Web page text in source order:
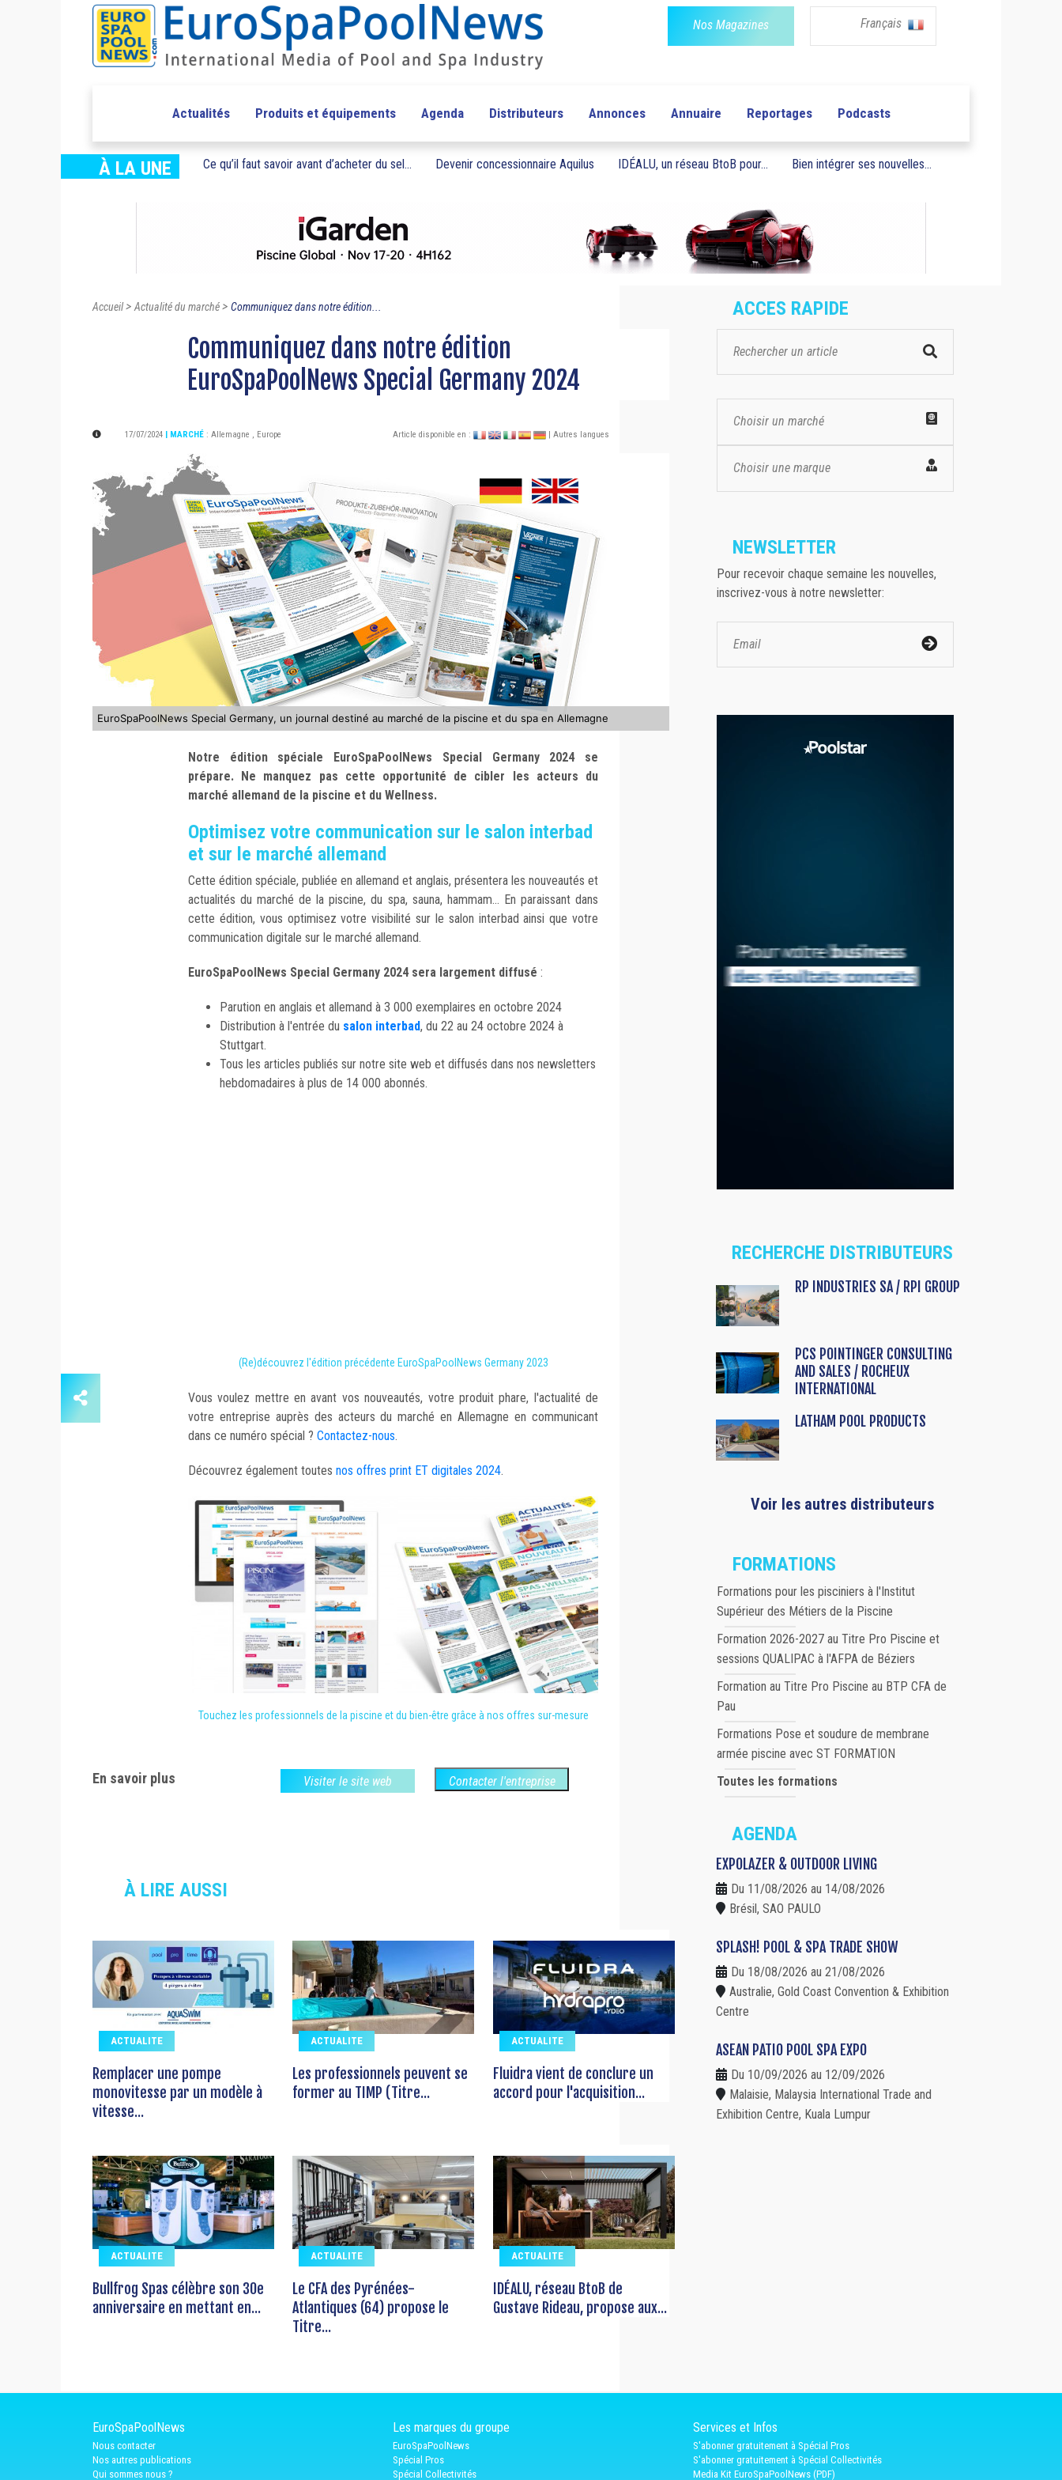
Nos Magazines Français
Actualités Produits et équipements Agenda Distributeurs Annonces Annuaire Reportages Podcasts
À LA UNE Ce qu’il faut savoir avant d’acheter du sel... Devenir concessionnaire Aquilus IDÉALU, un réseau BtoB pour... Bien intégrer ses nouvelles...
Accueil>Actualité du marché> Communiquez dans notre édition...
Communiquez dans notre édition
EuroSpaPoolNews Special Germany 2024
17/07/2024 | MARCHÉ : Allemagne , Europe Article disponible en : | Autres langues
EuroSpaPoolNews Special Germany, un journal destiné au marché de la piscine et du spa en Allemagne
Notre édition spéciale EuroSpaPoolNews Special Germany 2024 se
prépare. Ne manquez pas cette opportunité de cibler les acteurs du
marché allemand de la piscine et du Wellness.
Optimisez votre communication sur le salon interbad
et sur le marché allemand
Cette édition spéciale, publiée en allemand et anglais, présentera les nouveautés et
actualités du marché de la piscine, du spa, sauna, hammam... En paraissant dans
cette édition, vous optimisez votre visibilité sur le salon interbad ainsi que votre
communication digitale sur le marché allemand.
EuroSpaPoolNews Special Germany 2024 sera largement diffusé :
Parution en anglais et allemand à 3 000 exemplaires en octobre 2024
Distribution à l'entrée du salon interbad, du 22 au 24 octobre 2024 à
Stuttgart.
Tous les articles publiés sur notre site web et diffusés dans nos newsletters
hebdomadaires à plus de 14 000 abonnés.
(Re)découvrez l'édition précédente EuroSpaPoolNews Germany 2023
Vous voulez mettre en avant vos nouveautés, votre produit phare, l'actualité de
votre entreprise auprès des acteurs du marché en Allemagne en communicant
dans ce numéro spécial ? Contactez-nous.
Découvrez également toutes nos offres print ET digitales 2024.
Touchez les professionnels de la piscine et du bien-être grâce à nos offres sur-mesure
En savoir plus Visiter le site web Contacter l'entreprise
À LIRE AUSSI
ACTUALITE
Remplacer une pompe
monovitesse par un modèle à
vitesse...
ACTUALITE
Les professionnels peuvent se
former au TIMP (Titre...
ACTUALITE
Fluidra vient de conclure un
accord pour l'acquisition...
ACTUALITE
Bullfrog Spas célèbre son 30e
anniversaire en mettant en...
ACTUALITE
Le CFA des Pyrénées-
Atlantiques (64) propose le
Titre...
ACTUALITE
IDÉALU, réseau BtoB de
Gustave Rideau, propose aux...
ACCES RAPIDE
Choisir un marché
Choisir une marque
NEWSLETTER
Pour recevoir chaque semaine les nouvelles,
inscrivez-vous à notre newsletter:
RECHERCHE DISTRIBUTEURS
RP INDUSTRIES SA / RPI GROUP
PCS POINTINGER CONSULTING
AND SALES / ROCHEUX
INTERNATIONAL
LATHAM POOL PRODUCTS
Voir les autres distributeurs
FORMATIONS
Formations pour les pisciniers à l'Institut
Supérieur des Métiers de la Piscine
Formation 2026-2027 au Titre Pro Piscine et
sessions QUALIPAC à l'AFPA de Béziers
Formation au Titre Pro Piscine au BTP CFA de
Pau
Formations Pose et soudure de membrane
armée piscine avec ST FORMATION
Toutes les formations
AGENDA
EXPOLAZER & OUTDOOR LIVING
Du 11/08/2026 au 14/08/2026
Brésil, SAO PAULO
SPLASH! POOL & SPA TRADE SHOW
Du 18/08/2026 au 21/08/2026
Australie, Gold Coast Convention & Exhibition
Centre
ASEAN PATIO POOL SPA EXPO
Du 10/09/2026 au 12/09/2026
Malaisie, Malaysia International Trade and
Exhibition Centre, Kuala Lumpur
EuroSpaPoolNews
Nous contacter
Nos autres publications
Qui sommes nous ?
Les marques du groupe
EuroSpaPoolNews
Spécial Pros
Spécial Collectivités
Services et Infos
S'abonner gratuitement à Spécial Pros
S'abonner gratuitement à Spécial Collectivités
Media Kit EuroSpaPoolNews (PDF)